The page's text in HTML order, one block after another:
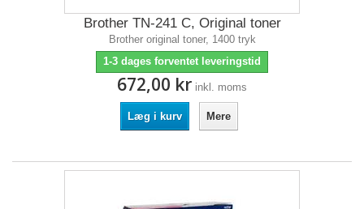
Brother TN-241 C, Original toner
Brother original toner, 1400 tryk
1-3 dages forventet leveringstid
672,00 kr inkl. moms
Læg i kurv Mere